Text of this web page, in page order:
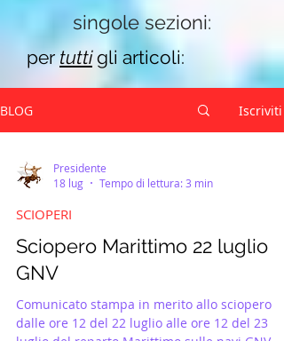
singole sezioni:
pertuttigli articoli:
BLOG Iscriviti
Presidente
18 lug
Tempo di lettura: 3 min
SCIOPERI
Sciopero Marittimo 22 luglio
GNV
Comunicato stampa in merito allo sciopero
dalle ore 12 del 22 luglio alle ore 12 del 23